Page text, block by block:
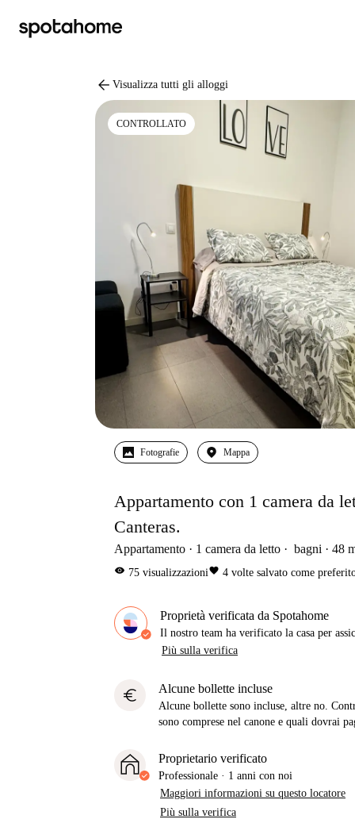
arrow_back Visualizza tutti gli alloggi
CONTROLLATO
Fotografie Mappa
Appartamento con 1 camera da
Canteras.
Appartamento 1 camera da letto bagni 48
visibility 75 visualizzazionifavorite 4 volte salvato come
Proprietà verificata da Spotahome
Il nostro team ha verificato la casa per
Più sulla verifica
euro Alcune bollette incluse
Alcune bollette sono incluse, altre no.
sono comprese nel canone e quali dovrai
Proprietario verificato
Professionale · 1 anni con noi
Maggiori informazioni su questo locatore
Più sulla verifica